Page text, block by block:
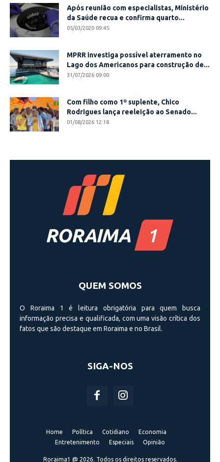
Após reunião com especialistas, Ministério
da Saúde recua e confirma quarto...
05/03/2020 09:45
MPRR investiga possível aterramento no
Lago dos Americanos para construção de...
31/07/2026 09:00
Com filho como 1º suplente, Chico
Rodrigues lança reeleição ao Senado...
01/08/2026 12:18
QUEM SOMOS
O Roraima 1 é leitura obrigatória para quem busca
informação precisa e qualificada, com uma visão crí­tica dos
fatos que são destaque em Roraima e no Brasil.
SIGA-NOS
Home Política Cotidiano
Economia
Entretenimento
Especiais Opinião
Roraima1 @ 2026. Todos os direitos reservados.